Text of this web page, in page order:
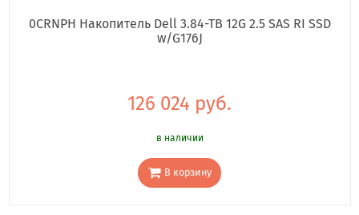
0CRNPH Накопитель Dell 3.84-TB 12G 2.5 SAS RI SSD
w/G176J
126 024 руб.
в наличии
В корзину